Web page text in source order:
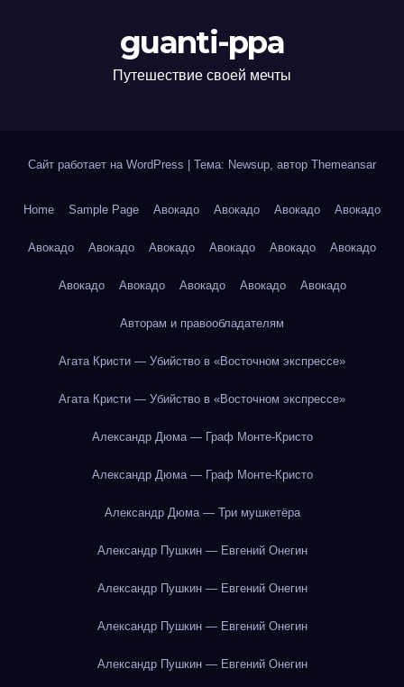
guanti-ppa
Путешествие своей мечты
Сайт работает на WordPress Тема: Newsup, автор Themeansar
Home Sample Page Авокадо Авокадо Авокадо Авокадо
Авокадо Авокадо Авокадо Авокадо Авокадо Авокадо
Авокадо Авокадо Авокадо Авокадо Авокадо
Авторам и правообладателям
Агата Кристи — Убийство в «Восточном экспрессе»
Агата Кристи — Убийство в «Восточном экспрессе»
Александр Дюма — Граф Монте-Кристо
Александр Дюма — Граф Монте-Кристо
Александр Дюма — Три мушкетёра
Александр Пушкин — Евгений Онегин
Александр Пушкин — Евгений Онегин
Александр Пушкин — Евгений Онегин
Александр Пушкин — Евгений Онегин